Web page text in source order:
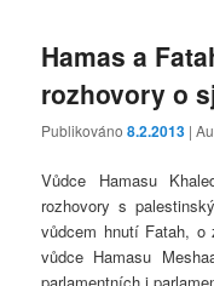
Hamas a
rozhovory o
Publikováno8.2.2013 |
Vůdce Hamasu
rozhovory s
vůdcem hnutí Fatah, o
vůdce Hamasu